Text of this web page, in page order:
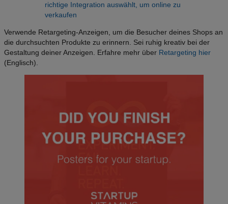
richtige Integration auswählt, um online zu
verkaufen
Verwende Retargeting-Anzeigen, um die Besucher deines Shops an
die durchsuchten Produkte zu erinnern. Sei ruhig kreativ bei der
Gestaltung deiner Anzeigen. Erfahre mehr über Retargeting hier
(Englisch).